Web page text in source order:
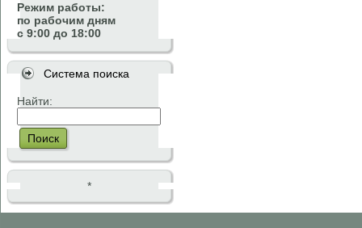
Режим работы:
по рабочим дням
с 9:00 до 18:00
Система поиска
Найти:
Поиск
*